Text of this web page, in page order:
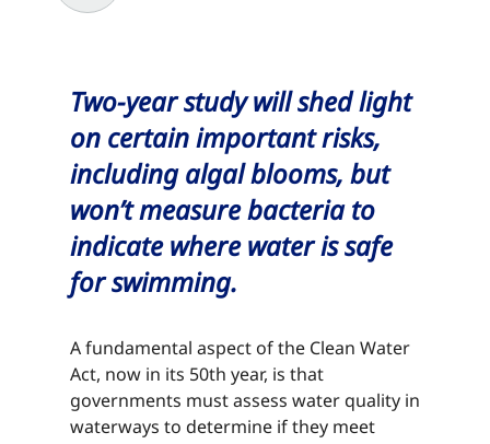
Two-year study will shed light
on certain important risks,
including algal blooms, but
won’t measure bacteria to
indicate where water is safe
for swimming.​​​​‌ ‍ ​‍​‍‌‍ ‌ ​‍‌‍‍‌‌‍‌ ‌‍‍‌‌‍ ‍​‍​‍​ ‍‍​‍​‍‌ ​ ‌‍​‌‌‍ ‍‌‍‍‌‌ ‌​‌ ‍‌​‍ ‍‌‍‍‌‌‍ ​‍​‍​‍ ​​‍​‍‌‍‍​‌ ​‍‌‍‌‌‌‍‌‍​‍​‍​ ‍‍​‍​‍‌‍‍​‌ ‌​‌ ‌​‌ ​​‌ ​ ​ ‍‍​‍ ​‍ ‌‍​ ‌‍ ‌‌ ​ ​‍ ‍‌‍ ‌‌‍​‌‌‍‍‌‌‍ ‍​‍ ‍​ ​‍​ ​​​ ​‍​ ‌​‌ ​‍‌‍‌‌‌‍‌​‌‍‌‌‌ ​ ‌‍‍‌‌‍‌ ‌‍ ‍​‍ ‍‌ ​‍‌‍‍‌‌ ‌‍‌‍‌‌‌ ​‍‌‍‍ ‌‍‌‌‌‍‌‌‌ ​​‌‍‌‌‌ ​‍​‍ ‍‌‍ ‌ ​‍‌‍‌ ​‍ ‌‍‍‌‌‍ ‍‌ ‌​‌‍‌‌‌‍ ‍‌ ‌​​‍ ‌‍‌‌‌‍‌​‌‍‍‌‌ ‌​​‍ ‌‍ ‌‌‍ ‌‍‌​‌‍‌‌​ ‌‌ ​​‌ ​‍‌‍‌‌‌ ​ ‌‍‌‌‌‍ ‍‌ ‌​‌‍​‌‌ ‌​‌‍‍‌‌‍ ‌‍ ‍​ ‍ ‌‍‍‌‌‍‌​​ ‌​ ​‌‌‍​ ‌‍​‍‌‍​‌​ ‍​‌‍‌​​ ​​​ ‌‌​‍ ‌​ ​‍​ ​​​ ‌ ‌‍​‌​‍ ‌​ ‌​​ ​‌‌‍‌​​ ‌​​‍ ‌​ ‍‌‌‍‌‌​ ‌​​ ‌ ​‍ ‌​ ​‍‌‍​‍​ ‌‍‌‍‌‌​ ‌ ‌‍​‍​ ‌‌​ ‌ ‌‍‌‌​ ​​​ ​​​ ‌​​ ‍ ‌ ‌​‌ ‍‌‌ ​​‌‍‌‌​ ‌‌‍​‌‌ ​‍‌ ‌​‌‍‍‌‌‍​ ‌‍ ​‌‍‌‌​ ‍ ‌ ​​‌‍​‌‌ ‌​‌‍‍​​ ‌‌‍​ ‌‍ ‌‍ ‍‌ ‌​‌‍‌‌‌‍ ‍‌ ‌​​‍‌‌​ ‌‌‌​​‍‌‌ ‌‍‍ ‌‍‌‌‌ ‍‌​‍‌‌​ ​ ‌​‌​​‍‌‌​ ​ ‌​‌​​‍‌‌​ ​‍​ ​‍​ ​‌‌‍‌​‌‍‌​​ ‌​​ ‌‍‌‍‌‍‌‍​ ​ ‌‍​ ‍​​ ​‌​ ‌​​ ​​​‍‌‌​ ​‍​ ​‍​‍‌‌​ ‌‌‌​‌​​‍ ‍‌‍​ ‌‍‍​‌‍‍‌‌‍ ​‌‍‌​‌ ​‍‌‍‌‌‌‍ ‍​‍‌‌​ ‌‌‌​​‍‌‌ ‌‍‍ ‌‍‌‌‌ ‍‌​‍‌‌​ ​ ‌​‌​​‍‌‌​ ​ ‌​‌​​‍‌‌​ ​‍​ ​‍​ ​‌‌‍‌​‌‍‌​​ ‌​​ ‌‍‌‍‌‍‌‍​ ​ ‌‍​ ‍​​ ​‌​ ‌​​ ​​​ ​​​‍‌‌​ ​‍​ ​‍​‍‌‌​ ‌‌‌​‌​​‍ ‍‌ ‌​‌‍‌‌‌ ‍​‌ ‌​​ ‌‍​‍‌‍​‌‌ ​ ‌‍‌‌‌‌‌‌‌ ​‍‌‍ ​​ ‌‌‍‍​‌ ‌​‌ ‌​‌ ​​‌ ​ ​‍‌‌​ ​ ‌​​‌​‍‌‌​ ​‍‌​‌‍​‍‌‌​ ​‍‌​‌‍‌‍​ ‌‍ ‌‌ ​ ​‍ ‍‌‍ ‌‌‍​‌‌‍‍‌‌‍ ‍​‍ ‍​ ​‍​ ​​​ ​‍​ ‌​‌ ​‍‌‍‌‌‌‍‌​‌‍‌‌‌ ​ ‌‍‍‌‌‍‌ ‌‍ ‍​‍ ‍‌ ​‍‌‍‍‌‌ ‌‍‌‍‌‌‌ ​‍‌‍‍ ‌‍‌‌‌‍‌‌‌ ​​‌‍‌‌‌ ​‍​‍ ‍‌‍ ‌ ​‍‌‍‌ ​‍‌‍‌‍‍‌‌‍‌​​ ‌​ ​‌‌‍​ ‌‍​‍‌‍​‌​ ‍​‌‍‌​​ ​​​ ‌‌​‍ ‌​ ​‍​ ​​​ ‌ ‌‍​‌​‍ ‌​ ‌​​ ​‌‌‍‌​​ ‌​​‍ ‌​ ‍‌‌‍‌‌​ ‌​​ ‌ ​‍ ‌​ ​‍‌‍​‍​ ‌‍‌‍‌‌​ ‌ ‌‍​‍​ ‌‌​ ‌ ‌‍‌‌​ ​​​ ​​​ ‌​​‍‌‍‌ ‌​‌ ‍‌‌ ​​‌‍‌‌​ ‌‌‍​‌‌ ​‍‌ ‌​‌‍‍‌‌‍​ ‌‍ ​‌‍‌‌​‍‌‍‌ ​​‌‍​‌‌ ‌​‌‍‍​​ ‌‌‍​ ‌‍ ‌‍ ‍‌ ‌​‌‍‌‌‌‍ ‍‌ ‌​​‍‌‌​ ‌‌‌​​‍‌‌ ‌‍‍ ‌‍‌‌‌ ‍‌​‍‌‌​ ​ ‌​‌​​‍‌‌​ ​ ‌​‌​​‍‌‌​ ​‍​ ​‍​ ​‌‌‍‌​‌‍‌​​ ‌​​ ‌‍‌‍‌‍‌‍​ ​ ‌‍​ ‍​​ ​‌​ ‌​​ ​​​‍‌‌​ ​‍​ ​‍​‍‌‌​ ‌‌‌​‌​​‍ ‍‌‍​ ‌‍‍​‌‍‍‌‌‍ ​‌‍‌​‌ ​‍‌‍‌‌‌‍ ‍​‍‌‌​ ‌‌‌​​‍‌‌ ‌‍‍ ‌‍‌‌‌ ‍‌​‍‌‌​ ​ ‌​‌​​‍‌‌​ ​ ‌​‌​​‍‌‌​ ​‍​ ​‍​ ​‌‌‍‌​‌‍‌​​ ‌​​ ‌‍‌‍‌‍‌‍​ ​ ‌‍​ ‍​​ ​‌​ ‌​​ ​​​ ​​​‍‌‌​ ​‍​ ​‍​‍‌‌​ ‌‌‌​‌​​‍ ‍‌ ‌​‌‍‌‌‌ ‍​‌ ‌​​‍‌‍‌ ​​‌‍‌‌‌ ​‍‌ ​ ‌ ​​‌‍‌‌‌‍​ ‌ ‌​‌‍‍‌‌ ‌‍‌‍‌‌​ ‌‌ ​​‌ ‌‌‌‍​‍‌‍ ​‌‍‍‌‌ ​ ‌‍‍​‌‍‌‌‌‍‌​​‍​‍‌ ‌
A fundamental aspect of the Clean Water
Act, now in its 50th year, is that
governments must assess water quality in
waterways to determine if they meet